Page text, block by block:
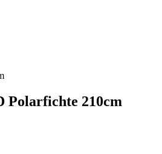
Polarfichte 210cm